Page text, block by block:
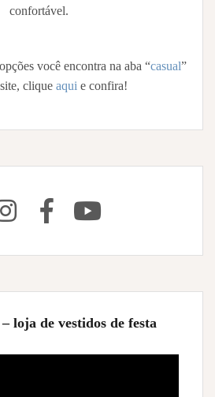
confortável.
você encontra na aba “casual”
clique aqui e confira!
loja de vestidos de festa